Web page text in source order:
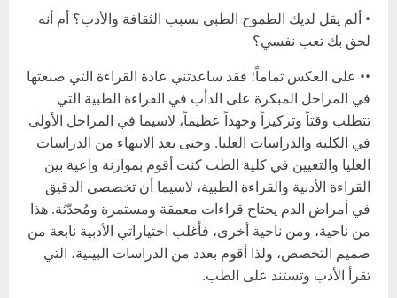
• ألم يقل لديك الطموح الطبي بسبب الثقافة والأدب؟ أم أنه
لحق بك تعب نفسي؟
•• على العكس تماماً؛ فقد ساعدتني عادة القراءة التي صنعتها
في المراحل المبكرة على الدأب في القراءة الطبية التي
تتطلب وقتاً وتركيزاً وجهداً عظيماً، لاسيما في المراحل الأولى
في الكلية والدراسات العليا. وحتى بعد الانتهاء من الدراسات
العليا والتعيين في كلية الطب كنت أقوم بموازنة واعية بين
القراءة الأدبية والقراءة الطبية، لاسيما أن تخصصي الدقيق
في أمراض الدم يحتاج قراءات معمقة ومستمرة ومُحدّثة. هذا
من ناحية، ومن ناحية أخرى، فأغلب اختياراتي الأدبية نابعة من
صميم التخصص، ولذا أقوم بعدد من الدراسات البينية، التي
تقرأ الأدب وتستند على الطب.